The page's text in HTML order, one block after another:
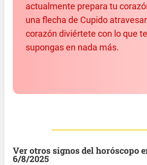
actualmente prepara tu
una flecha de Cupido
corazón diviértete con lo que
supongas en nada más.
Ver otros signos del horóscopo
6/8/2025